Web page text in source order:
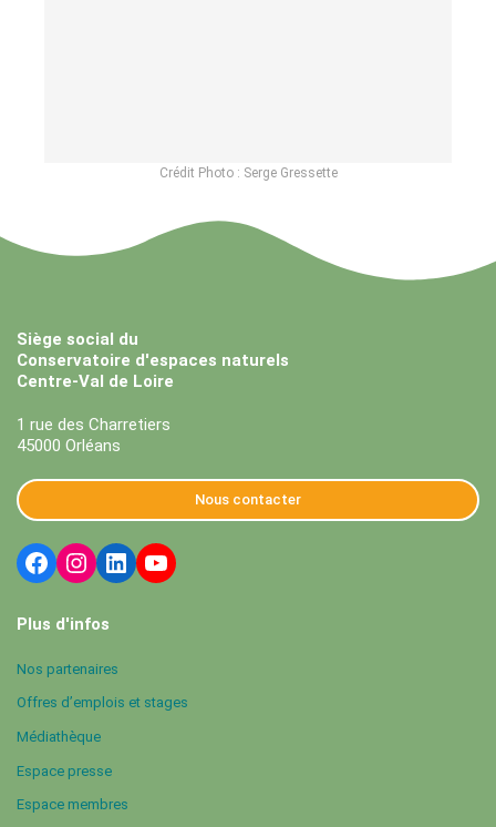
Crédit Photo : Serge Gressette
Siège social du
Conservatoire d'espaces naturels
Centre-Val de Loire
1 rue des Charretiers
45000 Orléans
Nous contacter
Plus d'infos
Nos partenaires
Offres d’emplois et stages
Médiathèque
Espace presse
Espace membres